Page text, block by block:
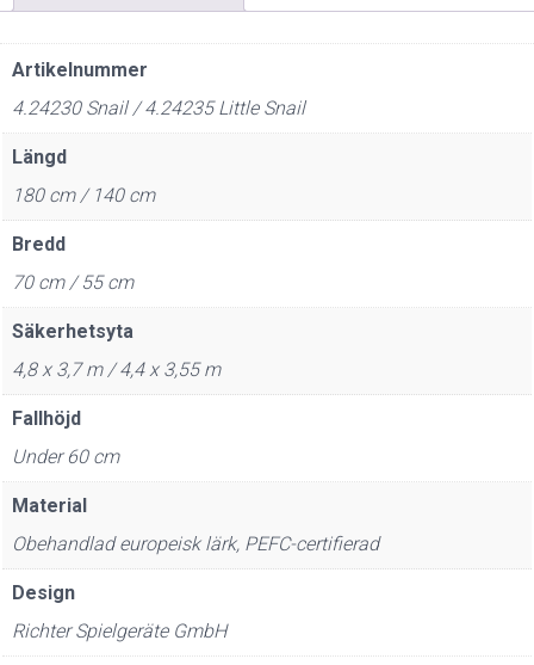
Artikelnummer
4.24230 Snail / 4.24235 Little Snail
Längd
180 cm / 140 cm
Bredd
70 cm / 55 cm
Säkerhetsyta
4,8 x 3,7 m / 4,4 x 3,55 m
Fallhöjd
Under 60 cm
Material
Obehandlad europeisk lärk, PEFC-certifierad
Design
Richter Spielgeräte GmbH